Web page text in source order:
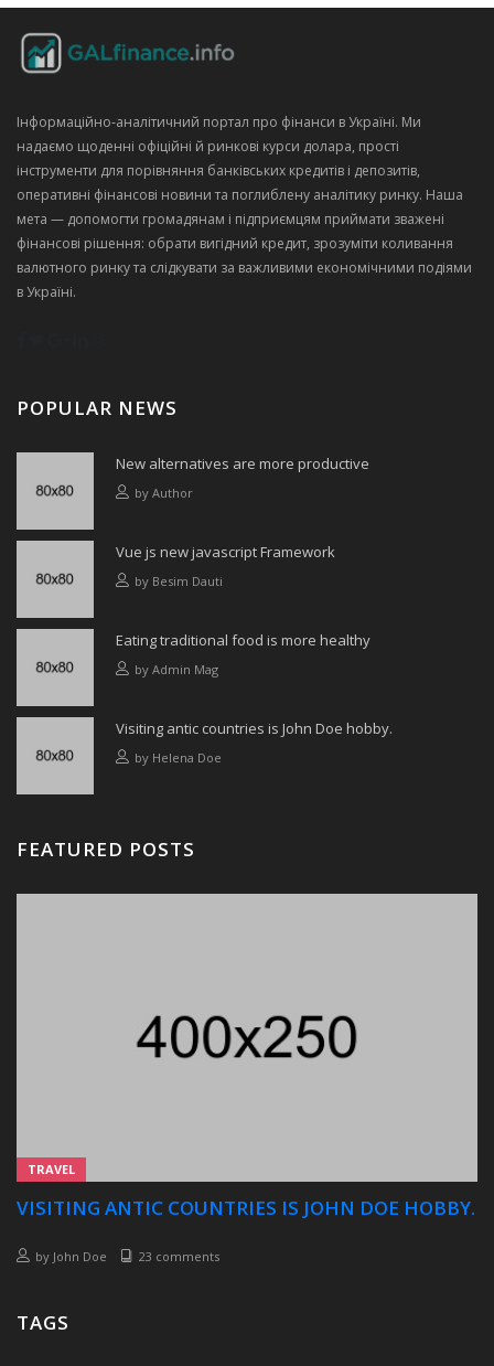
Інформаційно‑аналітичний портал про фінанси в Україні. Ми
надаємо щоденні офіційні й ринкові курси долара, прості
інструменти для порівняння банківських кредитів і депозитів,
оперативні фінансові новини та поглиблену аналітику ринку. Наша
мета — допомогти громадянам і підприємцям приймати зважені
фінансові рішення: обрати вигідний кредит, зрозуміти коливання
валютного ринку та слідкувати за важливими економічними подіями
в Україні.
POPULAR NEWS
New alternatives are more productive
by Author
Vue js new javascript Framework
by Besim Dauti
Eating traditional food is more healthy
by Admin Mag
Visiting antic countries is John Doe hobby.
by Helena Doe
FEATURED POSTS
TRAVEL
VISITING ANTIC COUNTRIES IS JOHN DOE HOBBY.
by John Doe 23 comments
TAGS